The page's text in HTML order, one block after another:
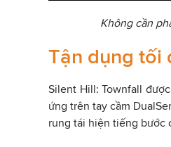
Không cần
Tận dụng tối
Silent Hill: Townfall
ứng trên tay cầm
rung tái hiện tiếng bước